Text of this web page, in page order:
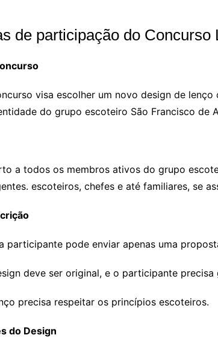
de participação do
visa escolher um novo design de lenço
do grupo escoteiro São Francisco de
os membros ativos do grupo
escoteiros, chefes e até familiares, se
pode enviar apenas uma
ser original, e o participante precisa
respeitar os princípios escoteiros.
do Design